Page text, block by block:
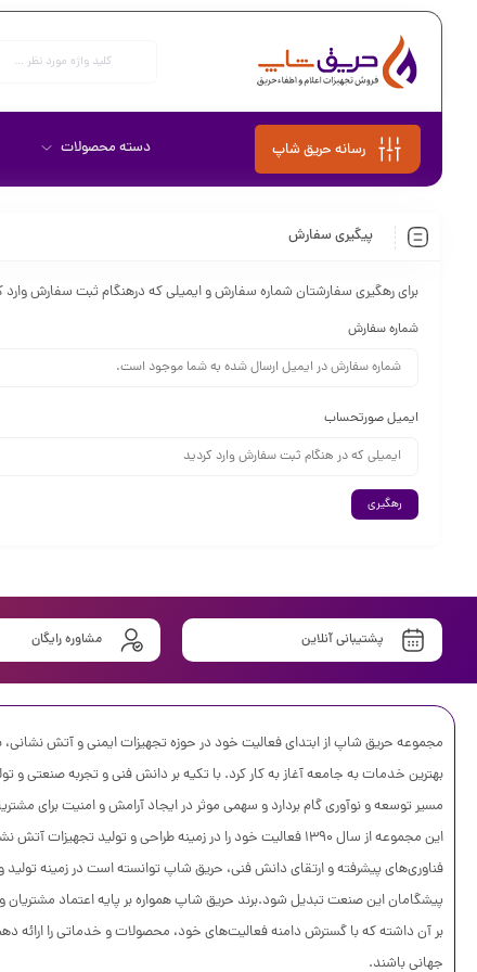
رسانه حریق شاپ دسته محصولات
پیگیری سفارش
برای رهگیری سفارشتان شماره سفارش و ایمیلی که درهنگام ثبت سفارش وارد
شماره سفارش
ایمیل صورتحساب
رهگیری
پشتیبانی آنلاین مشاوره رایگان
مجموعه حریق شاپ از ابتدای فعالیت خود در حوزه تجهیزات ایمنی و آتش نشانی،
بهترین خدمات به جامعه آغاز به کار کرد. با تکیه بر دانش فنی و تجربه صنعتی و
مسیر توسعه و نوآوری گام بردارد و سهمی موثر در ایجاد آرامش و امنیت برای
این مجموعه از سال 1390 فعالیت خود را در زمینه طراحی و تولید
فناوری‌های پیشرفته و ارتقای دانش فنی، حریق شاپ توانسته است در زمینه تولید
پیشگامان این صنعت تبدیل شود.برند حریق شاپ همواره بر پایه اعتماد
بر آن داشته که با گسترش دامنه فعالیت‌های خود، محصولات و خدماتی را ارائه
جهانی باشند.